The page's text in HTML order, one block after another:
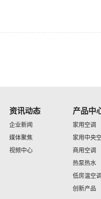
资讯动态
企业新闻
媒体聚焦
视频中心
产品中
家用空调
家用中央
商用空调
热泵热水
低房温空
创新产品